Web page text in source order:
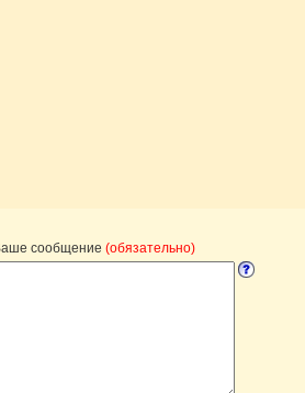
сообщение (обязательно)